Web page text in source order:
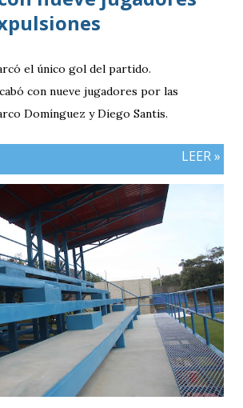
el único gol del partido.
con nueve jugadores por las
Domínguez y Diego Santis.
LEER »